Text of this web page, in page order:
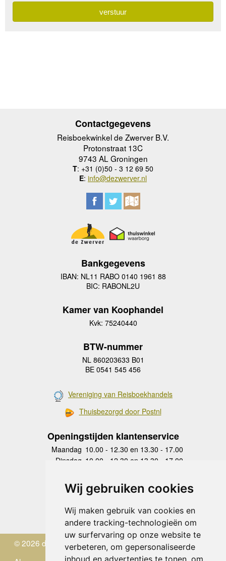
Wij gebruiken cookies
Wij maken gebruik van cookies en
andere tracking-technologieën om
uw surfervaring op onze website te
verbeteren, om gepersonaliseerde
inhoud en advertenties te tonen, om
Contactgegevens
Reisboekwinkel de Zwerver B.V.
Protonstraat 13C
9743 AL Groningen
T: +31 (0)50 - 3 12 69 50
E: info@dezwerver.nl
Bankgegevens
IBAN: NL11 RABO 0140 1961 88
BIC: RABONL2U
Kamer van Koophandel
Kvk: 75240440
BTW-nummer
NL 860203633 B01
BE 0541 545 456
Vereniging van Reisboekhandels
Thuisbezorgd door Postnl
Openingstijden klantenservice
Maandag 10.00 - 12.30 en 13.30 - 17.00
Dinsdag 10.00 - 12.30 en 13.30 - 17.00
Donderdag
10.00 - 12.30 en 13.30 - 17.00
Vrijdag 10.00 - 12.30 en 13.30 - 17.00
Zaterdag
gesloten
Zondag gesloten
© 2026 de Zwerver